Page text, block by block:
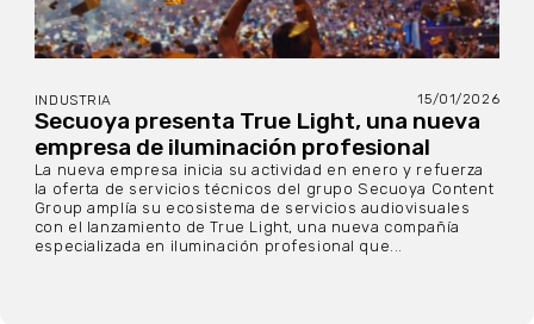
INDUSTRIA 15/01/2026
Secuoya presenta True Light, una nueva
empresa de iluminación profesional
La nueva empresa inicia su actividad en enero y refuerza
la oferta de servicios técnicos del grupo Secuoya Content
Group amplía su ecosistema de servicios audiovisuales
con el lanzamiento de True Light, una nueva compañía
especializada en iluminación profesional que...